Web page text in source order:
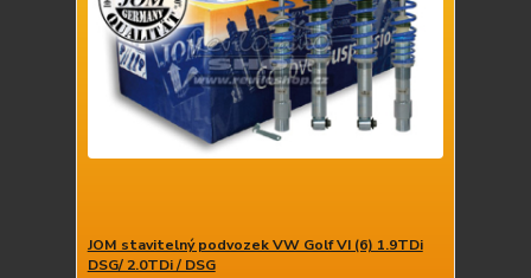
JOM stavitelný podvozek VW Golf VI (6) 1.9TDi
DSG/ 2.0TDi / DSG